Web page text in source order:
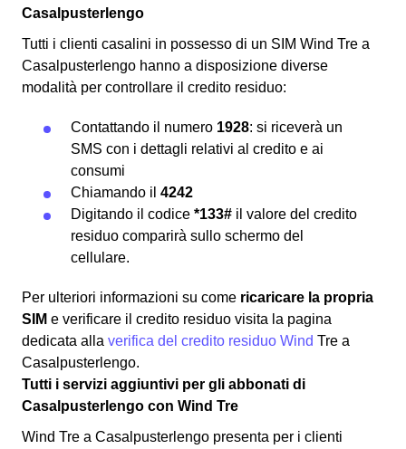
Casalpusterlengo
Tutti i clienti casalini in possesso di un SIM Wind Tre a
Casalpusterlengo hanno a disposizione diverse
modalità per controllare il credito residuo:
Contattando il numero 1928: si riceverà un
SMS con i dettagli relativi al credito e ai
consumi
Chiamando il 4242
Digitando il codice *133# il valore del credito
residuo comparirà sullo schermo del
cellulare.
Per ulteriori informazioni su come ricaricare la propria
SIM e verificare il credito residuo visita la pagina
dedicata alla verifica del credito residuo Wind Tre a
Casalpusterlengo.
Tutti i servizi aggiuntivi per gli abbonati di
Casalpusterlengo con Wind Tre
Wind Tre a Casalpusterlengo presenta per i clienti